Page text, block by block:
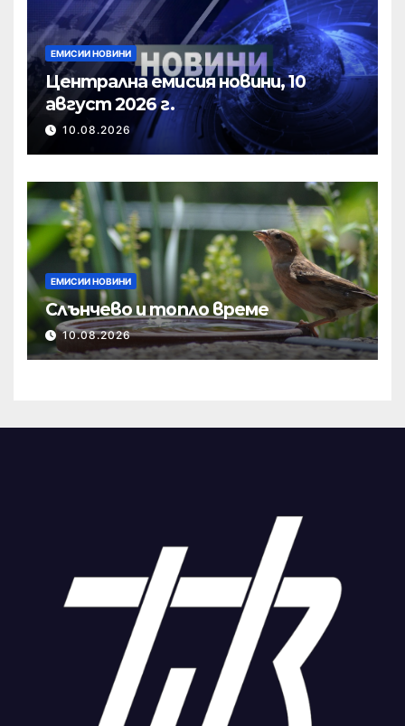
ЕМИСИИ НОВИНИ
Централна емисия новини, 10
август 2026 г.
10.08.2026
ЕМИСИИ НОВИНИ
Слънчево и топло време
10.08.2026